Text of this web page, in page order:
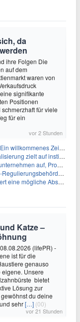
da
ihre Folgen Die
auf dem
waren von
signifikante
Positionen
für viele
für ein
vor 2 Stunden
angesichts der Folgen des Öl-Schocks
institutionelle Akzeptanz ab
eskalierender globaler Spannungen zu steigern
nach MiCA-Deadline ins Visier zu nehmen
der Inflationsdruck
Katze –
(lifePR) -
ist für die
genauso
Unsere
bietet
Lösung zur
du deine
sehr[…] (00)
vor 21 Stunden